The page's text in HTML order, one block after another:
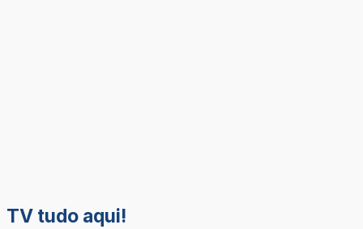
TV tudo aqui!